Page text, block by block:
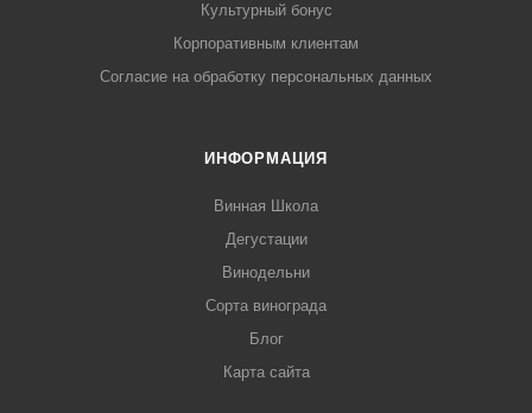
Культурный бонус
Корпоративным клиентам
Согласие на обработку персональных данных
ИНФОРМАЦИЯ
Винная Школа
Дегустации
Винодельни
Сорта винограда
Блог
Карта сайта